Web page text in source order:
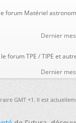
forum Matériel
Dernier
forum TPE / TIPE et
Dernier
GMT +1. Il est